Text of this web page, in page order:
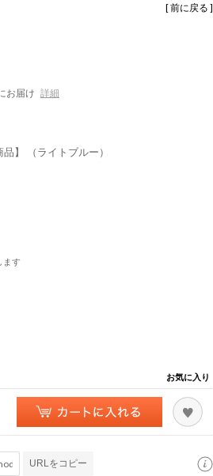
[ 前に戻る ]
お届け 詳細
】 （ライトブルー）
ます
お気に入り
URLをコピー